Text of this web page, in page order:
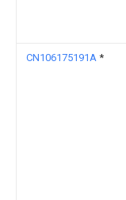
CN106175191A *